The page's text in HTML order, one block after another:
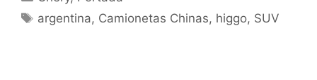
argentina, Camionetas Chinas, higgo, SUV